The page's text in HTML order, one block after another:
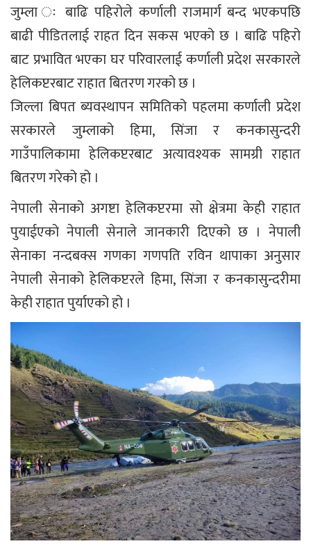
जुम्ला ः बाढि पहिरोले कर्णाली राजमार्ग बन्द भएकपछि
बाढी पीडितलाई राहत दिन सकस भएको छ । बाढि पहिरो
बाट प्रभावित भएका घर परिवारलाई कर्णाली प्रदेश सरकारले
हेलिकप्टरबाट राहात बितरण गरको छ ।
जिल्ला बिपत ब्यवस्थापन समितिको पहलमा कर्णाली प्रदेश
सरकारले जुम्लाको हिमा, सिंजा र कनकासुन्दरी
गाउँपालिकामा हेलिकप्टरबाट अत्यावश्यक सामग्री राहात
बितरण गरेको हो ।
नेपाली सेनाको अगष्टा हेलिकप्टरमा सो क्षेत्रमा केही राहात
पुयाईएको नेपाली सेनाले जानकारी दिएको छ । नेपाली
सेनाका नन्दबक्स गणका गणपति रविन थापाका अनुसार
नेपाली सेनाको हेलिकप्टरले हिमा, सिंजा र कनकासुन्दरीमा
केही राहात पुर्याएको हो ।